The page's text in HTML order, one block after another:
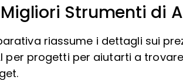
Strumenti di
riassume i dettagli sui
per progetti per aiutarti a